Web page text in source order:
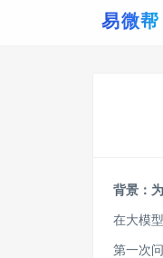
背景：
在大模
第一次